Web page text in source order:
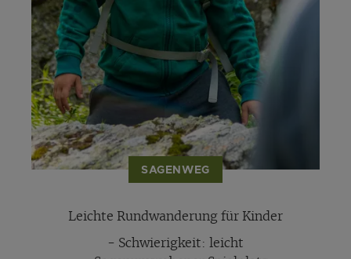
SAGENWEG
Leichte Rundwanderung für Kinder
- Schwierigkeit: leicht